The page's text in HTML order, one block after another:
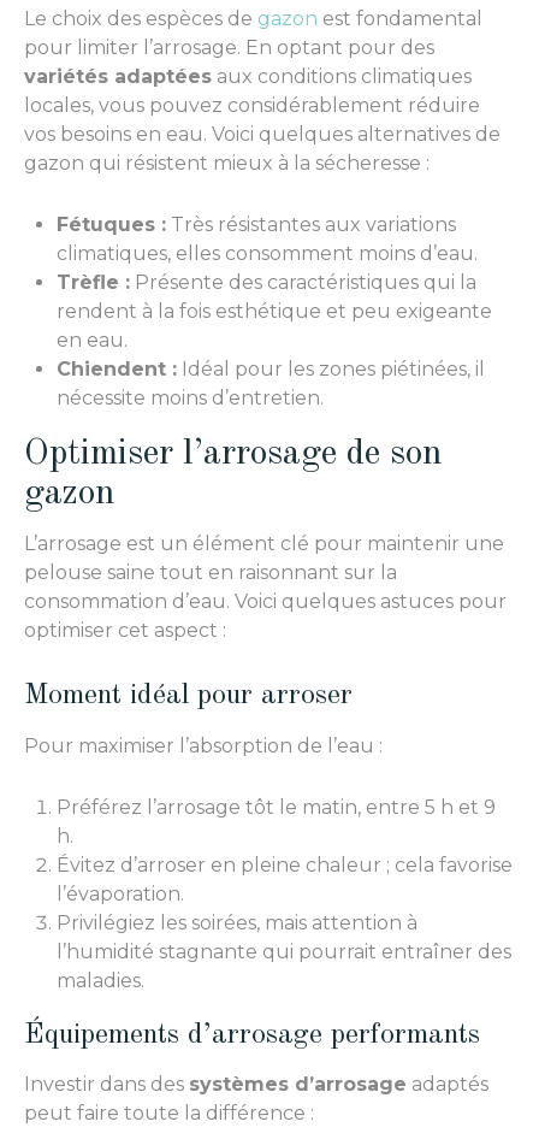
Le choix des espèces de gazon est fondamental
pour limiter l’arrosage. En optant pour des
variétés adaptées aux conditions climatiques
locales, vous pouvez considérablement réduire
vos besoins en eau. Voici quelques alternatives de
gazon qui résistent mieux à la sécheresse :
Fétuques : Très résistantes aux variations
climatiques, elles consomment moins d’eau.
Trèfle : Présente des caractéristiques qui la
rendent à la fois esthétique et peu exigeante
en eau.
Chiendent : Idéal pour les zones piétinées, il
nécessite moins d’entretien.
Optimiser l’arrosage de son
gazon
L’arrosage est un élément clé pour maintenir une
pelouse saine tout en raisonnant sur la
consommation d’eau. Voici quelques astuces pour
optimiser cet aspect :
Moment idéal pour arroser
Pour maximiser l’absorption de l’eau :
Préférez l’arrosage tôt le matin, entre 5 h et 9
h.
Évitez d’arroser en pleine chaleur ; cela favorise
l’évaporation.
Privilégiez les soirées, mais attention à
l’humidité stagnante qui pourrait entraîner des
maladies.
Équipements d’arrosage performants
Investir dans des systèmes d’arrosage adaptés
peut faire toute la différence :